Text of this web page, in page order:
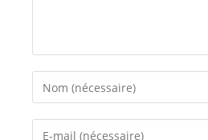
Enter
your
name
Enter